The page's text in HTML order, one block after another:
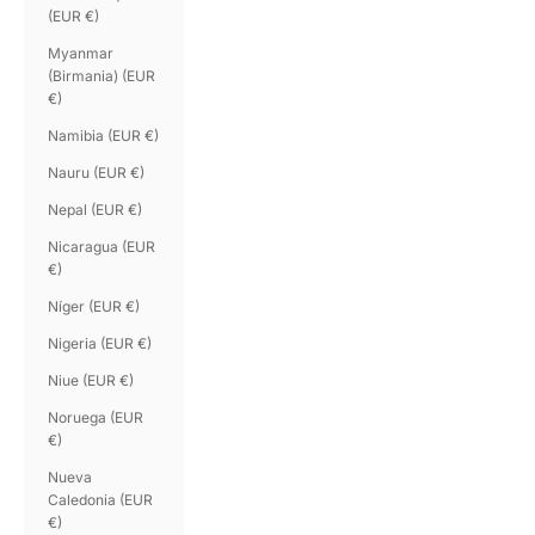
(EUR €)
Myanmar
(Birmania) (EUR
€)
Namibia (EUR €)
Nauru (EUR €)
Nepal (EUR €)
Nicaragua (EUR
€)
Níger (EUR €)
Nigeria (EUR €)
Niue (EUR €)
Noruega (EUR
€)
Nueva
Caledonia (EUR
€)